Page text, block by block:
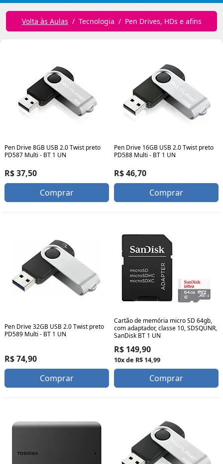
Volta às Aulas Tecnologia Pen Drives, HDs e afins
Pen Drive 8GB USB 2.0 Twist preto
PD587 Multi - BT 1 UN
R$ 37,50
Comprar
Pen Drive 16GB USB 2.0 Twist preto
PD588 Multi - BT 1 UN
R$ 46,70
Comprar
Pen Drive 32GB USB 2.0 Twist preto
PD589 Multi - BT 1 UN
R$ 74,90
Comprar
Cartão de memória micro SD 64gb,
com adaptador, classe 10, SDSQUNR,
SanDisk BT 1 UN
R$ 149,90
10x de R$ 14,99
Comprar